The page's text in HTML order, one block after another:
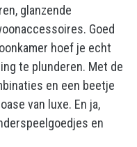
glanzende
Goed
hoef je echt
te plunderen. Met de
en een beetje
van luxe. En ja,
en